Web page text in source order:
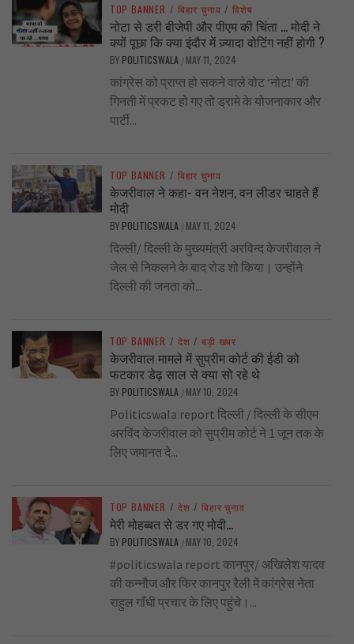
TOP BANNER / बिहार चुनाव / विशेष
नोटा से डरी बीजेपी और पीएम की चिंता … मोदी ने
क्यों पूछा कि क्या इंदौर में ज़्यादा वोटिंग नहीं होगी ?
BY POLITICSWALA / MAY 11, 2024
कांग्रेस को प्राप्त हो सकने वाले वोट ‘नोटा’ की
गिनती में प्रकट हो गए तो ड्रामे के योजनाकार और
पार्टी...
TOP BANNER / बिहार चुनाव
केजरीवाल ने कहा- वन नेशन, वन लीडर चाहते हैं
मोदी
BY POLITICSWALA / MAY 11, 2024
दिल्ली/ दिल्ली के मुख्यमंत्री अरविन्द केजरीवाल ने
जेल से निकलने के बाद रोड शो किया। उन्होंने
दिल्ली की जनता को...
TOP BANNER / देश / बड़ी खबर
केजरीवाल मामले में सुप्रीम कोर्ट की ईडी को
फटकार डेढ़ साल से क्या सो रहे थे
BY POLITICSWALA / MAY 10, 2024
Politicswala report दिल्ली / दिल्ली के सीएम
अरविंद केजरीवाल को सुप्रीम कोर्ट ने 1 जून तक के
लिए जमानत दे...
TOP BANNER / देश / बिहार चुनाव
मेरी मोहब्बत से डर गए मोदी…
BY POLITICSWALA / MAY 10, 2024
#politicswala report कानपुर/ अखिलेश यादव
की कन्नौज और फिर कानपुर रैली में कांग्रेस नेता
राहुल गाँधी प्रचार के लिए पहुंचे।...